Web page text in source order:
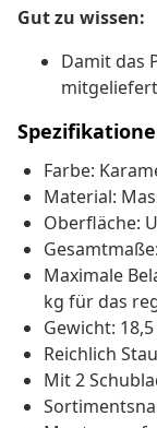
Gut zu wissen:
Damit das
Farbe:
Material:
Oberfläche:
Maximale
kg für das
Gewicht:
Reichlich
Mit 2